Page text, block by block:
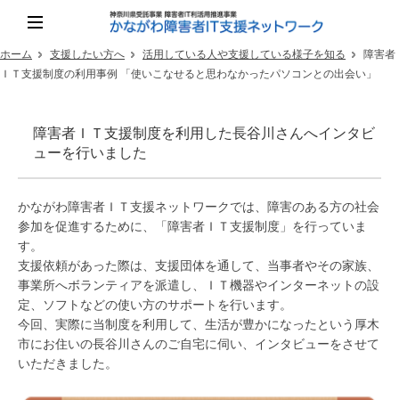
ホーム 支援したい方へ 活用している人や支援している様子を知る
障害者
ＩＴ支援制度の利用事例 「使いこなせると思わなかったパソコンとの出会い」
障害者ＩＴ支援制度を利用した長谷川さんへインタビ
ューを行いました
かながわ障害者ＩＴ支援ネットワークでは、障害のある方の社会
参加を促進するために、「障害者ＩＴ支援制度」を行っていま
す。
支援依頼があった際は、支援団体を通して、当事者やその家族、
事業所へボランティアを派遣し、ＩＴ機器やインターネットの設
定、ソフトなどの使い方のサポートを行います。
今回、実際に当制度を利用して、生活が豊かになったという厚木
市にお住いの長谷川さんのご自宅に伺い、インタビューをさせて
いただきました。